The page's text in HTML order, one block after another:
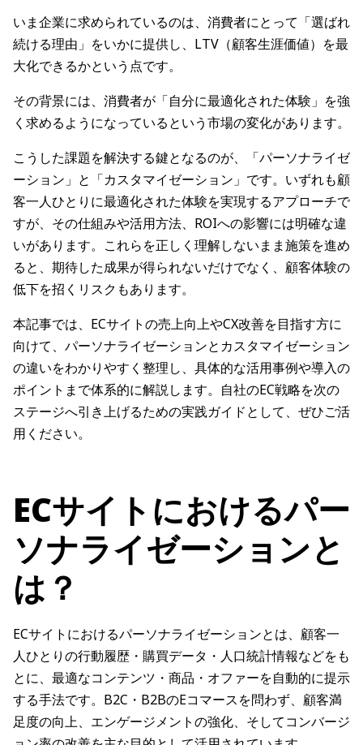
いま企業に求められているのは、消費者にとって「選ばれ
続ける理由」をいかに提供し、LTV（顧客生涯価値）を最
大化できるかという点です。
その背景には、消費者が「自分に最適化された体験」を強
く求めるようになっているという市場の変化があります。
こうした課題を解決する鍵となるのが、「パーソナライゼ
ーション」と「カスタマイゼーション」です。いずれも顧
客一人ひとりに最適化された体験を実現するアプローチで
すが、その仕組みや活用方法、ROIへの影響には明確な違
いがあります。これらを正しく理解しないまま施策を進め
ると、期待した成果が得られないだけでなく、顧客体験の
低下を招くリスクもあります。
本記事では、ECサイトの売上向上やCX改善を目指す方に
向けて、パーソナライゼーションとカスタマイゼーション
の違いをわかりやすく整理し、具体的な活用事例や導入の
ポイントまで体系的に解説します。自社のEC戦略を次の
ステージへ引き上げるための実践ガイドとして、ぜひご活
用ください。
ECサイトにおけるパー
ソナライゼーションと
は？
ECサイトにおけるパーソナライゼーションとは、顧客一
人ひとりの行動履歴・購買データ・人口統計情報などをも
とに、最適なコンテンツ・商品・オファーを自動的に提示
する手法です。B2C・B2BのEコマースを問わず、顧客満
足度の向上、エンゲージメントの強化、そしてコンバージ